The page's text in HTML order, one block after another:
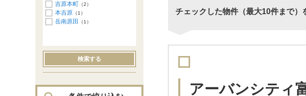
チェックした物件（最大10件まで）
アーバンシティ
吉原本町 （2）
本吉原 （1）
岳南原田 （1）
検索する